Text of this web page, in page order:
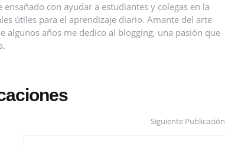
con ayudar a estudiantes y colegas en la
útiles para el aprendizaje diario. Amante del arte
algunos años me dedico al blogging, una pasión que
Siguiente Publicación